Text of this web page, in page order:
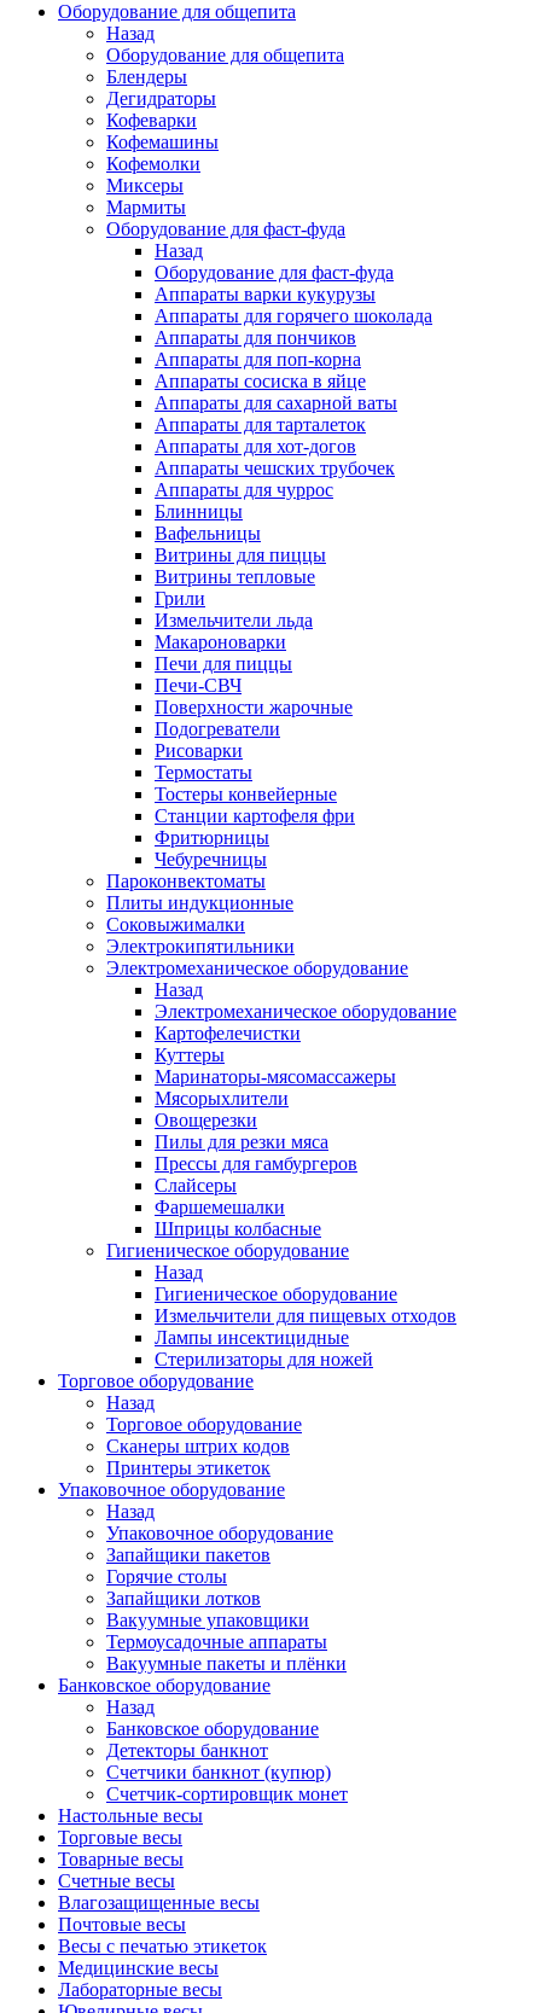
Оборудование для общепита
Назад
Оборудование для общепита
Блендеры
Дегидраторы
Кофеварки
Кофемашины
Кофемолки
Миксеры
Мармиты
Оборудование для фаст-фуда
Назад
Оборудование для фаст-фуда
Аппараты варки кукурузы
Аппараты для горячего шоколада
Аппараты для пончиков
Аппараты для поп-корна
Аппараты сосиска в яйце
Аппараты для сахарной ваты
Аппараты для тарталеток
Аппараты для хот-догов
Аппараты чешских трубочек
Аппараты для чуррос
Блинницы
Вафельницы
Витрины для пиццы
Витрины тепловые
Грили
Измельчители льда
Макароноварки
Печи для пиццы
Печи-СВЧ
Поверхности жарочные
Подогреватели
Рисоварки
Термостаты
Тостеры конвейерные
Станции картофеля фри
Фритюрницы
Чебуречницы
Пароконвектоматы
Плиты индукционные
Соковыжималки
Электрокипятильники
Электромеханическое оборудование
Назад
Электромеханическое оборудование
Картофелечистки
Куттеры
Маринаторы-мясомассажеры
Мясорыхлители
Овощерезки
Пилы для резки мяса
Прессы для гамбургеров
Слайсеры
Фаршемешалки
Шприцы колбасные
Гигиеническое оборудование
Назад
Гигиеническое оборудование
Измельчители для пищевых отходов
Лампы инсектицидные
Стерилизаторы для ножей
Торговое оборудование
Назад
Торговое оборудование
Сканеры штрих кодов
Принтеры этикеток
Упаковочное оборудование
Назад
Упаковочное оборудование
Запайщики пакетов
Горячие столы
Запайщики лотков
Вакуумные упаковщики
Термоусадочные аппараты
Вакуумные пакеты и плёнки
Банковское оборудование
Назад
Банковское оборудование
Детекторы банкнот
Cчетчики банкнот (купюр)
Счетчик-сортировщик монет
Настольные весы
Торговые весы
Товарные весы
Счетные весы
Влагозащищенные весы
Почтовые весы
Весы с печатью этикеток
Медицинские весы
Лабораторные весы